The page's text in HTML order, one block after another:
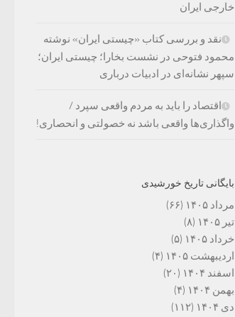
خارجی ایران
نقد و بررسی کتاب «چیستی ایران» نوشته
محمود فتوحی در نشست بخارا؛ چیستی ایران؛
سپهر نشانه‌ای در ادبیات درباری
اقتصاد را باید به مردم واقعی سپرد /
واگذاری‌ها واقعی باشد نه خصولتی و انحصاری!
بایگانی تاریخ خورشیدی
مرداد ۱۴۰۵
(۶۶)
تیر ۱۴۰۵
(۸)
خرداد ۱۴۰۵
(۵)
اردیبهشت ۱۴۰۵
(۴)
اسفند ۱۴۰۴
(۲۰)
بهمن ۱۴۰۴
(۴)
دی ۱۴۰۴
(۱۱۲)